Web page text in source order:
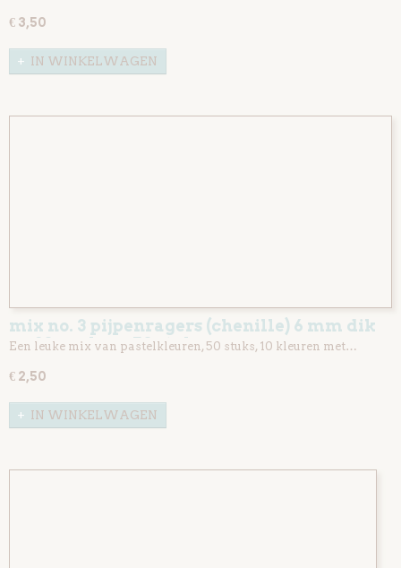
€ 3,50
IN WINKELWAGEN
mix no. 3 pijpenragers (chenille) 6 mm dik
en 30 cm lang 50 stuks
Een leuke mix van pastelkleuren, 50 stuks, 10 kleuren met…
€ 2,50
IN WINKELWAGEN